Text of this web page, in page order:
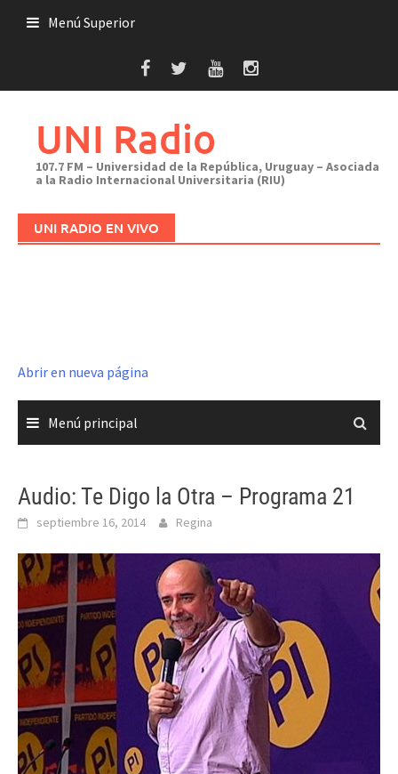
Menú Superior
UNI Radio
107.7 FM – Universidad de la República, Uruguay – Asociada
a la Radio Internacional Universitaria (RIU)
UNI RADIO EN VIVO
Abrir en nueva página
Menú principal
Audio: Te Digo la Otra – Programa 21
septiembre 16, 2014 Regina